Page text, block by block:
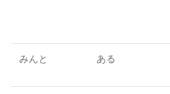
みんと ある